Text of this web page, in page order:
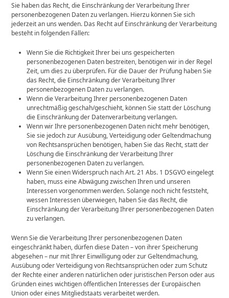
Sie haben das Recht, die Einschränkung der Verarbeitung Ihrer
personenbezogenen Daten zu verlangen. Hierzu können Sie sich
jederzeit an uns wenden. Das Recht auf Einschränkung der Verarbeitung
besteht in folgenden Fällen:
Wenn Sie die Richtigkeit Ihrer bei uns gespeicherten
personenbezogenen Daten bestreiten, benötigen wir in der Regel
Zeit, um dies zu überprüfen. Für die Dauer der Prüfung haben Sie
das Recht, die Einschränkung der Verarbeitung Ihrer
personenbezogenen Daten zu verlangen.
Wenn die Verarbeitung Ihrer personenbezogenen Daten
unrechtmäßig geschah/geschieht, können Sie statt der Löschung
die Einschränkung der Datenverarbeitung verlangen.
Wenn wir Ihre personenbezogenen Daten nicht mehr benötigen,
Sie sie jedoch zur Ausübung, Verteidigung oder Geltendmachung
von Rechtsansprüchen benötigen, haben Sie das Recht, statt der
Löschung die Einschränkung der Verarbeitung Ihrer
personenbezogenen Daten zu verlangen.
Wenn Sie einen Widerspruch nach Art. 21 Abs. 1 DSGVO eingelegt
haben, muss eine Abwägung zwischen Ihren und unseren
Interessen vorgenommen werden. Solange noch nicht feststeht,
wessen Interessen überwiegen, haben Sie das Recht, die
Einschränkung der Verarbeitung Ihrer personenbezogenen Daten
zu verlangen.
Wenn Sie die Verarbeitung Ihrer personenbezogenen Daten
eingeschränkt haben, dürfen diese Daten – von ihrer Speicherung
abgesehen – nur mit Ihrer Einwilligung oder zur Geltendmachung,
Ausübung oder Verteidigung von Rechtsansprüchen oder zum Schutz
der Rechte einer anderen natürlichen oder juristischen Person oder aus
Gründen eines wichtigen öffentlichen Interesses der Europäischen
Union oder eines Mitgliedstaats verarbeitet werden.